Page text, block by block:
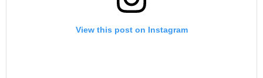
View this post on Instagram